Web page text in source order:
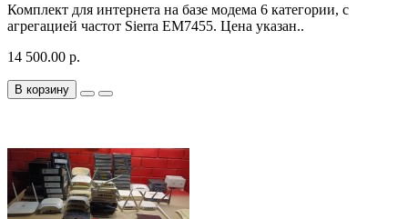
Комплект для интернета на базе модема 6 категории, с
агрегацией частот Sierra EM7455. Цена указан..
14 500.00 р.
В корзину